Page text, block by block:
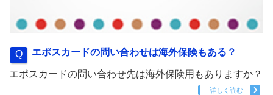
エポスカードの問い合わせは海外保険もある？
エポスカードの問い合わせ先は海外保険用もありますか？
詳しく読む